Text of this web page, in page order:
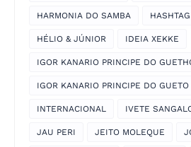
HARMONIA DO SAMBA HASHTAG
HÉLIO & JÚNIOR IDEIA XEKKE
IGOR KANARIO PRINCIPE DO
IGOR KANARIO PRINCIPE DO GUETO
INTERNACIONAL IVETE
JAU PERI JEITO MOLEQUE